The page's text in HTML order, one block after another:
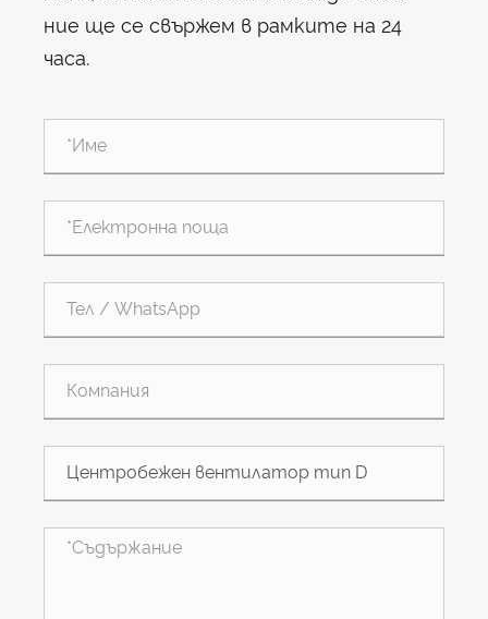
ние ще се свържем в рамките на 24
часа.